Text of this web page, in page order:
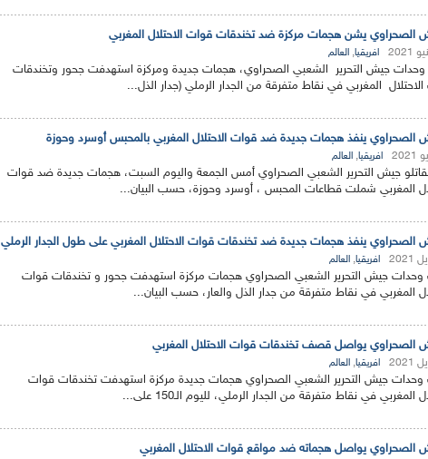
الصحراوي يشن هجمات مركزة ضد تخندقات قوات الاحتلال المغربي
افريقيا, العالم
جيش التحرير الشعبي الصحراوي، هجمات جديدة ومركزة استهدفت جحور وتخندقات
المغربي في نقاط متفرقة من الجدار الرملي (جدار الذل...
الصحراوي ينفذ هجمات جديدة ضد قوات الاحتلال المغربي بالمحبس أوسرد وحوزة
افريقيا, العالم
جيش التحرير الشعبي الصحراوي أمس الجمعة واليوم السبت، هجمات جديدة ضد قوات
المغربي شملت قطاعات المحبس ، أوسرد وحوزة، حسب البيان...
الصحراوي ينفذ هجمات جديدة ضد تخندقات قوات الاحتلال المغربي على طول الجدار الرملي
افريقيا, العالم
جيش التحرير الشعبي الصحراوي هجمات مركزة استهدفت جحور و تخندقات قوات
المغربي في نقاط متفرقة من جدار الذل والعار، حسب البيان...
الصحراوي يواصل قصف تخندقات قوات الاحتلال المغربي
افريقيا, العالم
جيش التحرير الشعبي الصحراوي هجمات جديدة مركزة استهدفت تخندقات قوات
المغربي في نقاط متفرقة من الجدار الرملي، لليوم الـ150 على...
الصحراوي يواصل هجماته ضد مواقع قوات الاحتلال المغربي